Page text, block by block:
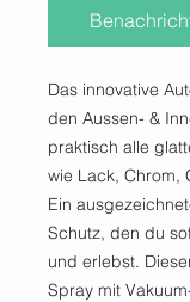
Das innovative
den Aussen- &
praktisch alle
wie Lack, Chrom,
Ein
Schutz, den du
und erlebst.
Spray mit